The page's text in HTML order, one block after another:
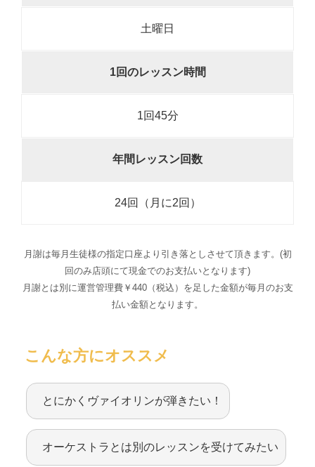
土曜日
1回のレッスン時間
1回45分
年間レッスン回数
24回（月に2回）
月謝は毎月生徒様の指定口座より引き落としさせて頂きます。(初
回のみ店頭にて現金でのお支払いとなります)
月謝とは別に運営管理費￥440（税込）を足した金額が毎月のお支
払い金額となります。
こんな方にオススメ
とにかくヴァイオリンが弾きたい！
オーケストラとは別のレッスンを受けてみたい